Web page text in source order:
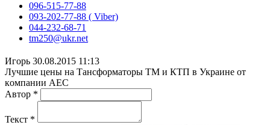
096-515-77-88
093-202-77-88 ( Viber)
044-232-68-71
tm250@ukr.net
Игорь 30.08.2015 11:13
Лучшие цены на Тансформаторы ТМ и КТП в Украине от
компании АЕС
Автор *
Текст *